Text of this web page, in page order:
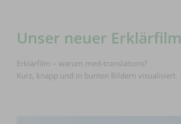
Unser neuer Erklärfilm
Erklärfilm – warum med-translations?
Kurz, knapp und in bunten Bildern visualisiert.